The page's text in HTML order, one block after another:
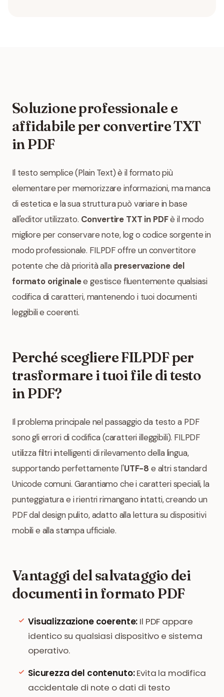
Soluzione professionale e
affidabile per convertire TXT
in PDF
Il testo semplice (Plain Text) è il formato più
elementare per memorizzare informazioni, ma manca
di estetica e la sua struttura può variare in base
all'editor utilizzato. Convertire TXT in PDFè il modo
migliore per conservare note, log o codice sorgente in
modo professionale. FILPDF offre un convertitore
potente che dà priorità alla preservazione del
formato originalee gestisce fluentemente qualsiasi
codifica di caratteri, mantenendo i tuoi documenti
leggibili e coerenti.
Perché scegliere FILPDF per
trasformare i tuoi file di testo
in PDF?
Il problema principale nel passaggio da testo a PDF
sono gli errori di codifica (caratteri illeggibili). FILPDF
utilizza filtri intelligenti di rilevamento della lingua,
supportando perfettamente l'UTF-8 e altri standard
Unicode comuni. Garantiamo che i caratteri speciali, la
punteggiatura e i rientri rimangano intatti, creando un
PDF dal design pulito, adatto alla lettura su dispositivi
mobili e alla stampa ufficiale.
Vantaggi del salvataggio dei
documenti in formato PDF
Visualizzazione coerente: Il PDF appare
identico su qualsiasi dispositivo e sistema
operativo.
Sicurezza del contenuto:Evita la modifica
accidentale di note o dati di testo